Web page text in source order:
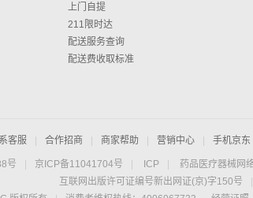
上门自提
211限时达
配送服务查询
配送费收取标准
客服 合作招商 商家帮助 营销中心 手机京东
号 京ICP备11041704号 ICP 药品医疗器械网
互联网出版许可证编号新出网证(京)字150号